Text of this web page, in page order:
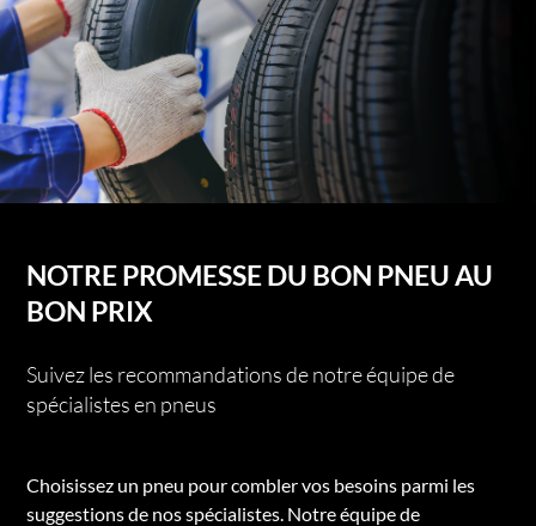
NOTRE PROMESSE DU BON PNEU AU
BON PRIX
Suivez les recommandations de notre équipe de
spécialistes en pneus
Choisissez un pneu pour combler vos besoins parmi les
suggestions de nos spécialistes. Notre équipe de